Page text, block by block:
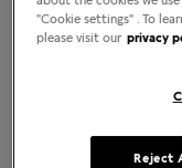
Quarta-Feira
Quinta-Feira
Sobre as lojas da
"Cookie settings" . To
please visit our privacy
Reject